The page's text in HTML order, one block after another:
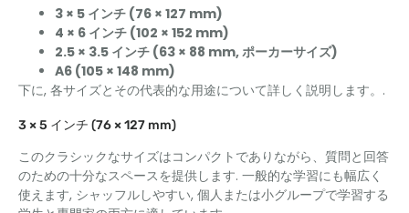
3 × 5 インチ (76 × 127 mm)
4 × 6 インチ (102 × 152 mm)
2.5 × 3.5 インチ (63 × 88 mm, ポーカーサイズ)
A6 (105 × 148 mm)
下に, 各サイズとその代表的な用途について詳しく説明します。.
3 × 5 インチ (76 × 127 mm)
このクラシックなサイズはコンパクトでありながら、質問と回答
のための十分なスペースを提供します. 一般的な学習にも幅広く
使えます, シャッフルしやすい, 個人または小グループで学習する